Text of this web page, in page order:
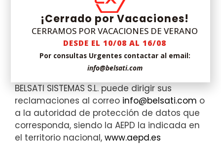
¿Dónde puedo reclamar en caso de que
considere que no se tratan mis datos
correctamente?
Si algún interesado considera que sus
datos no son tratados correctamente por
BELSATI SISTEMAS S.L. puede dirigir sus
reclamaciones al correo info@belsati.com o
a la autoridad de protección de datos que
corresponda, siendo la AEPD la indicada en
el territorio nacional, www.aepd.es
¡Cerrado por Vacaciones!
CERRAMOS POR VACACIONES DE VERANO
DESDE EL 10/08 AL 16/08
Por consultas Urgentes contactar al email:
info@belsati.com